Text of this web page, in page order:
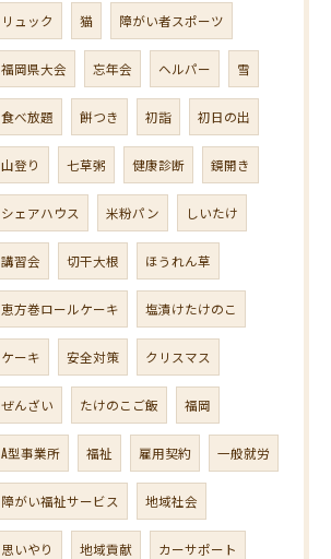
リュック 猫 障がい者スポーツ
福岡県大会 忘年会 ヘルパー 雪
食べ放題 餅つき 初詣 初日の出
山登り 七草粥 健康診断 鏡開き
シェアハウス 米粉パン しいたけ
講習会 切干大根 ほうれん草
恵方巻ロールケーキ 塩漬けたけのこ
ケーキ 安全対策 クリスマス
ぜんざい たけのこご飯 福岡
A型事業所 福祉 雇用契約 一般就労
障がい福祉サービス 地域社会
思いやり 地域貢献 カーサポート